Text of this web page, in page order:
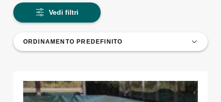
Vedi filtri